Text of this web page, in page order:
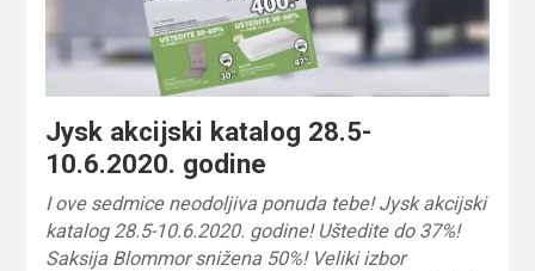
Jysk akcijski katalog 28.5-
10.6.2020. godine
I ove sedmice neodoljiva ponuda tebe! Jysk akcijski
katalog 28.5-10.6.2020. godine! Uštedite do 37%!
Saksija Blommor snižena 50%! Veliki izbor